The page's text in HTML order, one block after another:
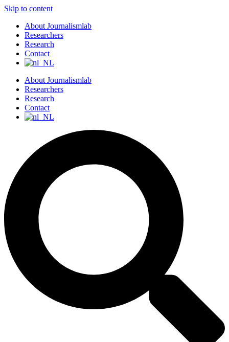
Skip to content
About Journalismlab
Researchers
Research
Contact
About Journalismlab
Researchers
Research
Contact